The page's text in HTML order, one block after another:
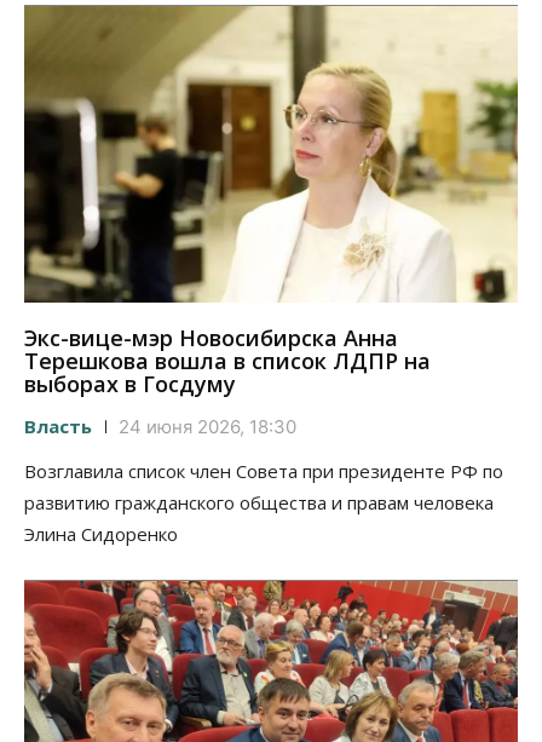
Экс-вице-мэр Новосибирска Анна
Терешкова вошла в список ЛДПР на
выборах в Госдуму
Власть 24 июня 2026, 18:30
Возглавила список член Совета при президенте РФ по
развитию гражданского общества и правам человека
Элина Сидоренко